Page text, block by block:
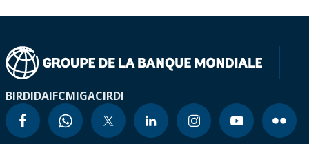
BIRDIDAIFCMIGACIRDI